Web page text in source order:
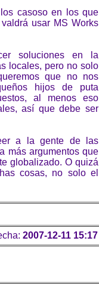
casoso en los que
usar MS Works
soluciones en la
locales, pero no solo
que no nos
hijos de puta
al menos eso
así que debe ser
a la gente de las
más argumentos que
globalizado. O quizá
cosas, no solo el
2007-12-11 15:17